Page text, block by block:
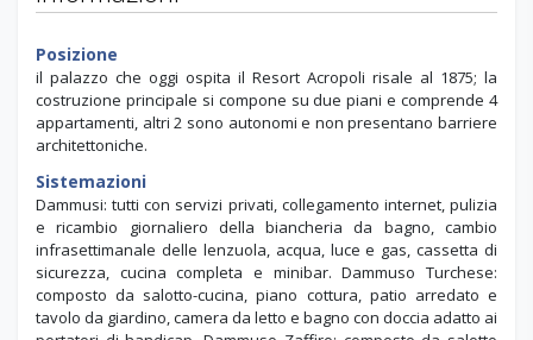
Posizione
il palazzo che oggi ospita il Resort Acropoli risale al 1875; la
costruzione principale si compone su due piani e comprende 4
appartamenti, altri 2 sono autonomi e non presentano barriere
architettoniche.
Sistemazioni
Dammusi: tutti con servizi privati, collegamento internet, pulizia
e ricambio giornaliero della biancheria da bagno, cambio
infrasettimanale delle lenzuola, acqua, luce e gas, cassetta di
sicurezza, cucina completa e minibar. Dammuso Turchese:
composto da salotto-cucina, piano cottura, patio arredato e
tavolo da giardino, camera da letto e bagno con doccia adatto ai